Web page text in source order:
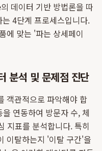
의 데이터 기반 방법론을 따
4단계 프로세스입니다.
에 맞는 '파는 상세페이
분석 및 문제점 진단
객관적으로 파악해야 합
연동하여 방문자 수, 체
지표를 분석합니다. 특히
이탈하는지 '이탈 구간'을